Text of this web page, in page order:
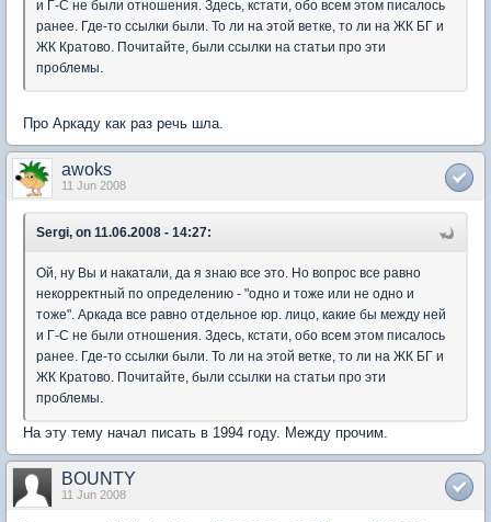
и Г-С не были отношения. Здесь, кстати, обо всем этом писалось
ранее. Где-то ссылки были. То ли на этой ветке, то ли на ЖК БГ и
ЖК Кратово. Почитайте, были ссылки на статьи про эти
проблемы.
Про Аркаду как раз речь шла.
awoks
11 Jun 2008
Sergi, on 11.06.2008 - 14:27:
Ой, ну Вы и накатали, да я знаю все это. Но вопрос все равно
некорректный по определению - "одно и тоже или не одно и
тоже". Аркада все равно отдельное юр. лицо, какие бы между ней
и Г-С не были отношения. Здесь, кстати, обо всем этом писалось
ранее. Где-то ссылки были. То ли на этой ветке, то ли на ЖК БГ и
ЖК Кратово. Почитайте, были ссылки на статьи про эти
проблемы.
На эту тему начал писать в 1994 году. Между прочим.
BOUNTY
11 Jun 2008